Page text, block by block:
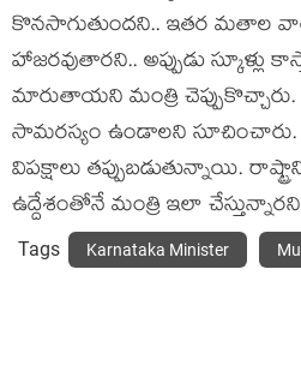
కొన‌సాగుతుంద‌ని.. ఇత‌ర మ‌తాల
హాజ‌ర‌వుతార‌ని.. అప్పుడు స్కూళ్లు
మారుతాయ‌ని మంత్రి చెప్పుకొచ్చారు.
సామ‌ర‌స్యం ఉండాల‌ని సూచించారు.
విప‌క్షాలు త‌ప్పుబడుతున్నాయి.
ఉద్దేశంతోనే మంత్రి ఇలా
Tags Karnataka Minister